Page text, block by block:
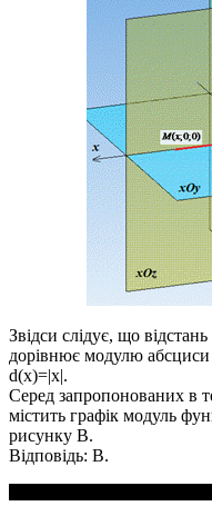
Звідси слідує, що відстань
дорівнює модулю абсциси
d(x)=|x|.
Серед запропонованих в
містить графік модуль
рисунку В.
Відповідь: В.